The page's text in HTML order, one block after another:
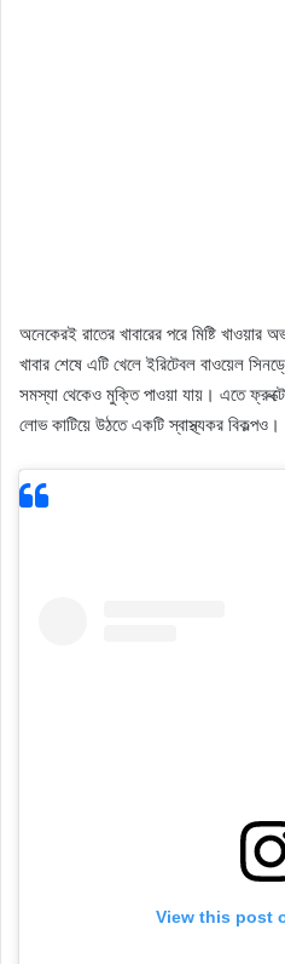
অনেকেরই রাতের খাবারের পরে মিষ্টি খাওয়ার
খাবার শেষে এটি খেলে ইরিটেবল বাওয়েল
সমস্যা থেকেও মুক্তি পাওয়া যায়। এতে
লোভ কাটিয়ে উঠতে একটি স্বাস্থ্যকর বিকল্পও।
View this post